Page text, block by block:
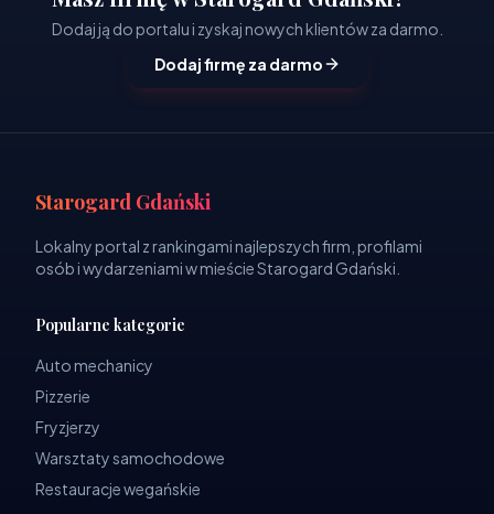
Dodaj ją do portalu i zyskaj nowych klientów za darmo.
Dodaj firmę za darmo
Starogard Gdański
Lokalny portal z rankingami najlepszych firm, profilami
osób i wydarzeniami w mieście Starogard Gdański.
Popularne kategorie
Auto mechanicy
Pizzerie
Fryzjerzy
Warsztaty samochodowe
Restauracje wegańskie